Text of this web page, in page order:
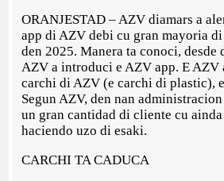
ORANJESTAD – AZV diamars a
app di AZV debi cu gran mayoria di
den 2025. Manera ta conoci, desde
AZV a introduci e AZV app. E AZV
carchi di AZV (e carchi di plastic),
Segun AZV, den nan
un gran cantidad di cliente cu
haciendo uzo di esaki.
CARCHI TA CADUCA